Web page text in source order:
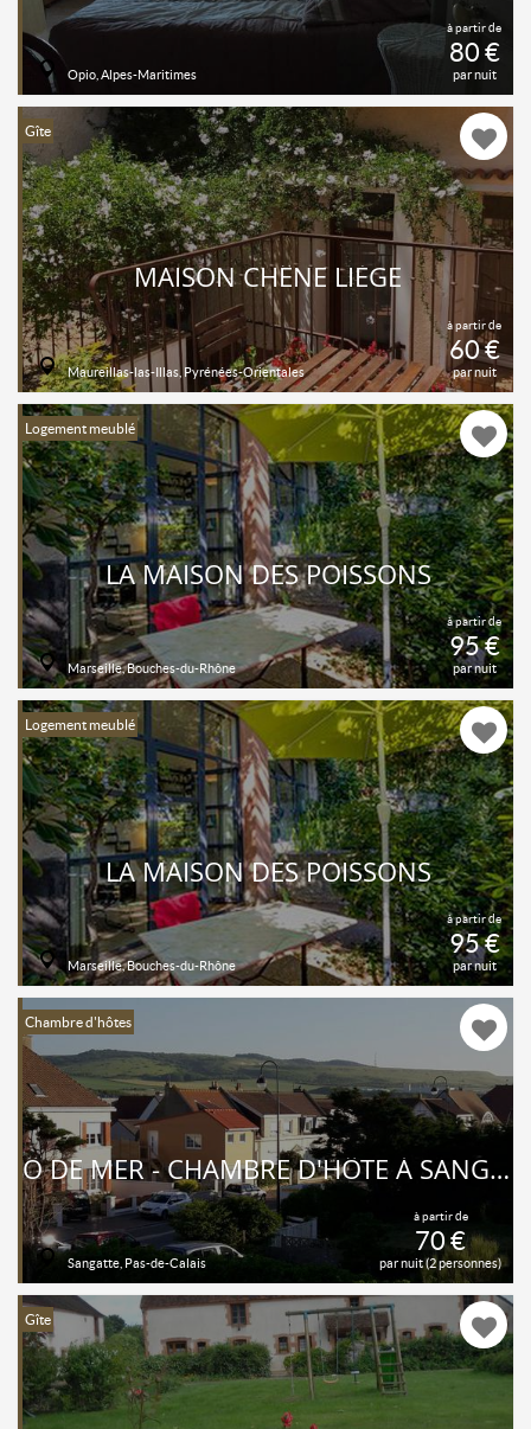
à partir de
80 €
par nuit
Opio, Alpes-Maritimes
Gîte
à partir de
60 €
par nuit
MAISON CHÊNE LIÈGE
Maureillas-las-Illas, Pyrénées-Orientales
Logement meublé
à partir de
95 €
par nuit
LA MAISON DES POISSONS
Marseille, Bouches-du-Rhône
Logement meublé
à partir de
95 €
par nuit
LA MAISON DES POISSONS
Marseille, Bouches-du-Rhône
Chambre d'hôtes
à partir de
70 €
par nuit (2 personnes)
Ô DE MER - CHAMBRE D'HÔTE À SANGATTE - CÔTE D'OPALE SITE DES DEUX CAPS - BED AND BREAKFAST
Sangatte, Pas-de-Calais
Gîte